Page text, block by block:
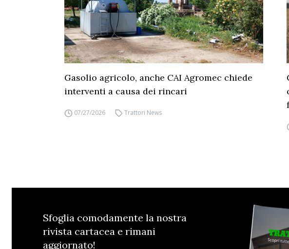
Gasolio agricolo, anche CAI Agromec chiede
interventi a causa dei rincari
07/27/2026 Trattori News
Sfoglia comodamente la nostra
rivista cartacea e rimani
aggiornato!